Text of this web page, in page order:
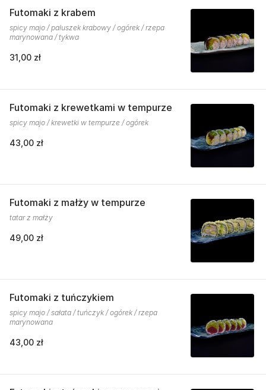
Futomaki z krabem
spicy majo / paluszek krabowy / ogórek / rzepa
marynowana / tykwa
31,00 zł
Futomaki z krewetkami w tempurze
spicy majo / krewetki w tempurze / ogórek
43,00 zł
Futomaki z małży w tempurze
tatar z małży
49,00 zł
Futomaki z tuńczykiem
spicy majo / sałata / tuńczyk / ogórek / rzepa
marynowana
43,00 zł